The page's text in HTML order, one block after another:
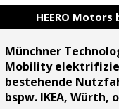
HEERO
Münchner
Mobility
bestehende
bspw. IKEA, Würth,